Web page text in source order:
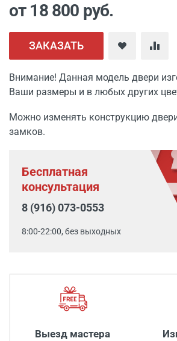
от 18 800 руб.
ЗАКАЗАТЬ
Внимание! Данная модель двери
Ваши размеры и в любых других
Можно изменять конструкцию
замков.
Бесплатная
консультация
8 (916) 073-0553
8:00-22:00, без выходных
Выезд мастера